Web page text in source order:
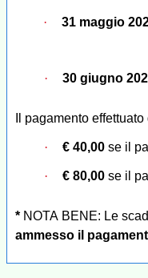
· 31 maggio
· 30 giugno
Il pagamento
· € 40,00 se il
· € 80,00 se il
* NOTA BENE: Le
ammesso il